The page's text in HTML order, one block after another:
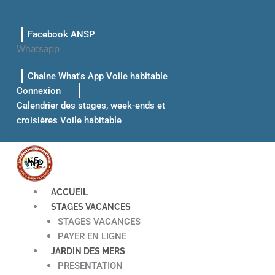
contenuFacebook ANSP
Whatsapp
Chaine What's App Voile habitable
Connexion
Calendrier des stages, week-ends et
croisières Voile habitable
ACCUEIL
STAGES VACANCES
STAGES VACANCES
PAYER EN LIGNE
JARDIN DES MERS
PRESENTATION